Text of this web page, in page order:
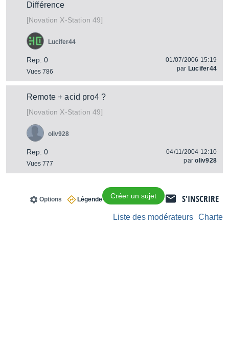
Différence
[Novation X-Station 49]
Rep. 0
Vues 786
Lucifer44
01/07/2006 15:19
par Lucifer44
Remote + acid pro4 ?
[Novation X-Station 49]
Rep. 0
Vues 777
oliv928
04/11/2004 12:10
paroliv928
S'INSCRIRE
Créer un sujet
Légende
Options
Charte
Liste des modérateurs